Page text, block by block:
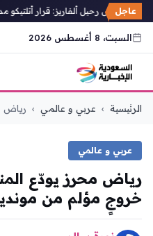
عاجل
يرفض رحيل ألفاريز: قرار أتلتيكو
السبت، 8 أغسطس 2026
التجاوز
الرئيسية › عربي و عالمي › رياض
عربي و عالمي
رياض محرز يودّع
خروجٍ مؤلم من مونديال